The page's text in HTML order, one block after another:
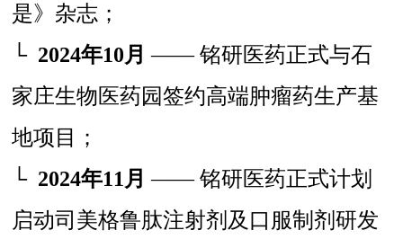
是》杂志；
└ 2024年10月 —— 铭研医药正式与石
家庄生物医药园签约高端肿瘤药生产基
地项目；
└ 2024年11月 —— 铭研医药正式计划
启动司美格鲁肽注射剂及口服制剂研发